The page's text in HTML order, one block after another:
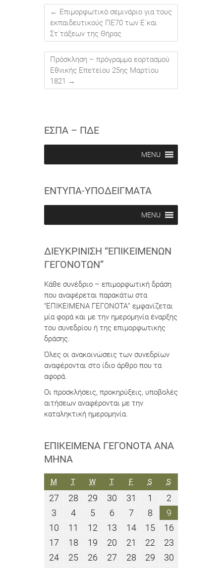
← Επιμορφωτικό σεμινάριο για τους
εκπαιδευτικούς ΠΕ70 των E΄και
Στ΄τάξεων της Θήρας
Πρόσκληση – πρόγραμμα εορτασμού
Εθνικής Επετείου 25ης Μαρτίου
1821 →
ΕΣΠΑ – ΠΔΕ
MENU
ΕΝΤΥΠΑ-ΥΠΟΔΕΙΓΜΑΤΑ
MENU
ΔΙΕΥΚΡΊΝΙΣΗ “ΕΠΙΚΕΊΜΕΝΩΝ
ΓΕΓΟΝΌΤΩΝ”
Κάθε συνέδριο – επιμορφωτική δράση
που αναφέρεται παρακάτω στα
“ΕΠΙΚΕΙΜΕΝΑ ΓΕΓΟΝΟΤΑ” εμφανίζεται
μία φορά και με την ημερομηνία έναρξης
του συνεδρίου ή της επιμορφωτικής
δράσης.
Όλες οι ανακοινώσεις των συνεδρίων
αναφέρονται στο ίδιο άρθρο που τα
αφορά.
Οι προσκλήσεις, προκηρύξεις, υποβολές
αιτήσεων αναφέρονται με την
καταληκτική ημερομηνία.
ΕΠΙΚΕΊΜΕΝΑ ΓΕΓΟΝΌΤΑ ΑΝΆ
ΜΉΝΑ
M ΔΕΥΤΈΡΑ
TΤΡΊΤΗ
WΤΕΤΆΡΤΗ
TΠΈΜΠΤΗ
FΠΑΡΑΣΚΕΥΉ
SΣΆΒΒΑΤΟ
SΚΥΡΙΑΚΉ
27
Ιουλίου
2026
28
Ιουλίου
2026
29
Ιουλίου
2026
30
Ιουλίου
2026
31
Ιουλίου
2026
1
Αυγούστου
2026
22
Αυγούστου
2026
3
Αυγούστου
2026
44
Αυγούστου
2026
55
Αυγούστου
2026
6
Αυγούστου
2026
77
Αυγούστου
2026
88
Αυγούστου
2026
99
Αυγούστου
2026
10
Αυγούστου
2026
11
Αυγούστου
2026
12
Αυγούστου
2026
13
Αυγούστου
2026
1414
Αυγούστου
2026
1515
Αυγούστου
2026
1616
Αυγούστου
2026
17
Αυγούστου
2026
18
Αυγούστου
2026
19
Αυγούστου
2026
20
Αυγούστου
2026
21
Αυγούστου
2026
2222
Αυγούστου
2026
2323
2026
2424 2525 26 27 2828 2929 3030